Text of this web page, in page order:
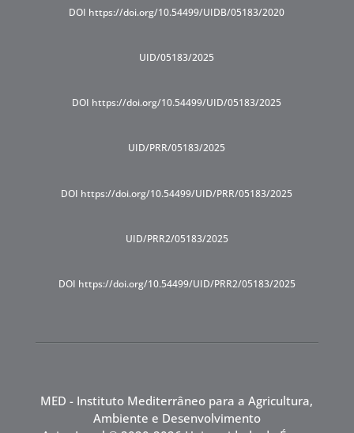
DOI https://doi.org/10.54499/UIDB/05183/2020
UID/05183/2025
DOI https://doi.org/10.54499/UID/05183/2025
UID/PRR/05183/2025
DOI https://doi.org/10.54499/UID/PRR/05183/2025
UID/PRR2/05183/2025
DOI https://doi.org/10.54499/UID/PRR2/05183/2025
MED - Instituto Mediterrâneo para a Agricultura,
Ambiente e Desenvolvimento